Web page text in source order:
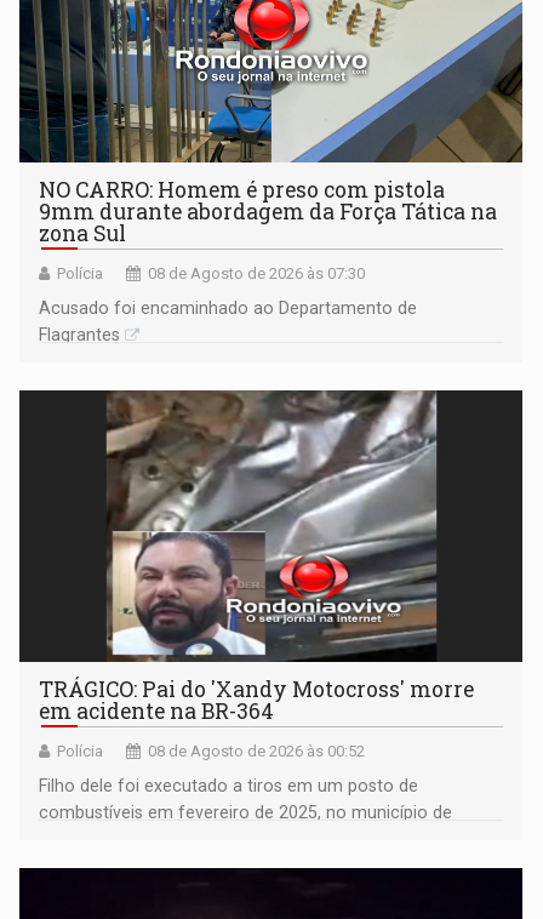
NO CARRO: Homem é preso com pistola
9mm durante abordagem da Força Tática na
zona Sul
Polícia 08 de Agosto de 2026 às 07:30
Acusado foi encaminhado ao Departamento de
Flagrantes
TRÁGICO: Pai do 'Xandy Motocross' morre
em acidente na BR-364
Polícia 08 de Agosto de 2026 às 00:52
Filho dele foi executado a tiros em um posto de
combustíveis em fevereiro de 2025, no município de